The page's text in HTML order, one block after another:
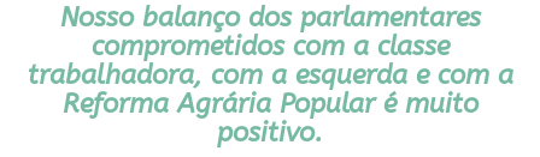
Nosso balanço dos parlamentares
comprometidos com a classe
trabalhadora, com a esquerda e com a
Reforma Agrária Popular é muito
positivo.